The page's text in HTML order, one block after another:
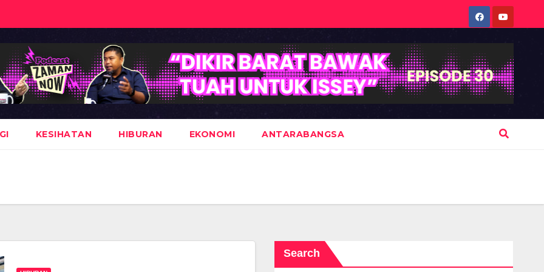
KESIHATAN HIBURAN EKONOMI ANTARABANGSA
Search